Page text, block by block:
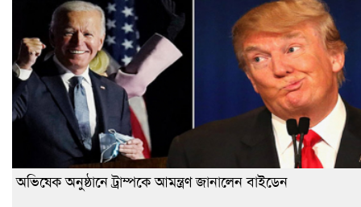
অভিষেক অনুষ্ঠানে ট্রাম্পকে আমন্ত্রণ জানালেন বাইডেন